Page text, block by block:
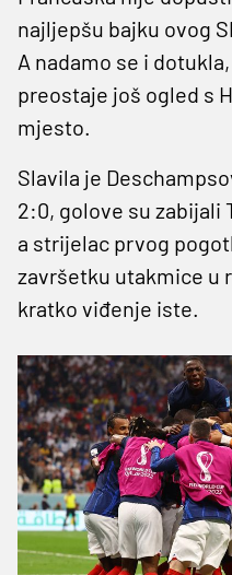
najljepšu bajku ovog
A nadamo se i
preostaje još ogled s
mjesto.
Slavila je
2:0, golove su zabijali
a strijelac prvog
završetku utakmice u
kratko viđenje iste.